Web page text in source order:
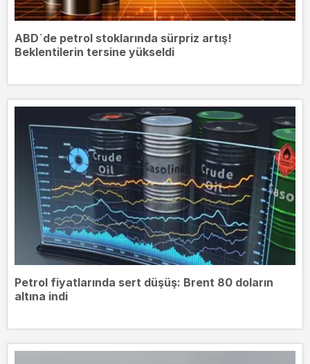
ABD`de petrol stoklarında sürpriz artış!
Beklentilerin tersine yükseldi
Petrol fiyatlarında sert düşüş: Brent 80 doların
altına indi